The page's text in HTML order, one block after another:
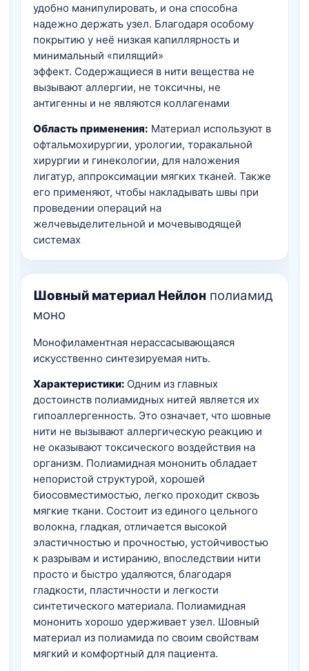
удобно манипулировать, и она способна
надежно держать узел. Благодаря особому
покрытию у неё низкая капиллярность и
минимальный «пилящий»
эффект. Содержащиеся в нити вещества не
вызывают аллергии, не токсичны, не
антигенны и не являются коллагенами
Область применения: Материал используют в
офтальмохирургии, урологии, торакальной
хирургии и гинекологии, для наложения
лигатур, аппроксимации мягких тканей. Также
его применяют, чтобы накладывать швы при
проведении операций на
желчевыделительной и мочевыводящей
системах
Шовный материал Нейлон полиамид
моно
Монофиламентная нерассасывающаяся
искусственно синтезируемая нить.
Характеристики: Одним из главных
достоинств полиамидных нитей является их
гипоаллергенность. Это означает, что шовные
нити не вызывают аллергическую реакцию и
не оказывают токсического воздействия на
организм. Полиамидная мононить обладает
непористой структурой, хорошей
биосовместимостью, легко проходит сквозь
мягкие ткани. Состоит из единого цельного
волокна, гладкая, отличается высокой
эластичностью и прочностью, устойчивостью
к разрывам и истиранию, впоследствии нити
просто и быстро удаляются, благодаря
гладкости, пластичности и легкости
синтетического материала. Полиамидная
мононить хорошо удерживает узел. Шовный
материал из полиамида по своим свойствам
мягкий и комфортный для пациента.